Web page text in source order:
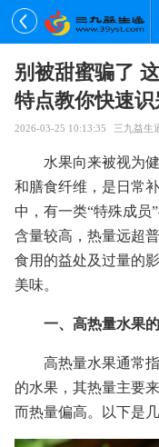
别被甜蜜骗了
特点教你快速识
2026-03-25 10:13:35 三九益生
水果向来被视为
和膳食纤维，是日常
中，有一类“特殊成
含量较高，热量远超
食用的益处及过量的
美味。
一、高热量水果
高热量水果通常
的水果，其热量主要
而热量偏高。以下是